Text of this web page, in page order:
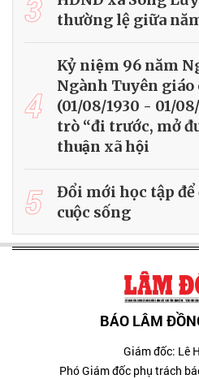
3
thường lệ giữa
4
Kỷ niệm 96 năm
Ngành Tuyên giáo
(01/08/1930 - 01/
trò “đi trước, mở
thuận xã hội
5
Đổi mới học tập
cuộc sống
BÁO LÂM
Giám đốc: Lê
Phó Giám đốc phụ trách